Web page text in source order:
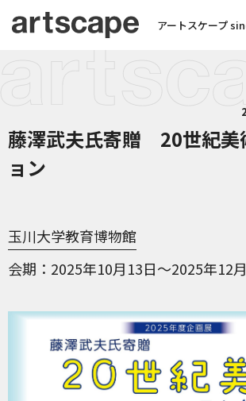
アートスケープ
藤澤武夫氏寄贈 20世紀美
ョン
玉川大学教育博物館
会期
2025年10月13日～2025年12